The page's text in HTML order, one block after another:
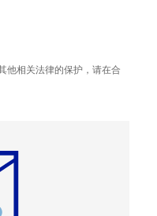
他相关法律的保护，请在合